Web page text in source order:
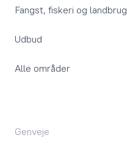
Fangst, fiskeri og landbrug
Udbud
Alle områder
Genveje